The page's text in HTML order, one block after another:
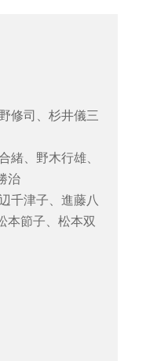
修司、杉井儀三
緒、野木行雄、
治
千津子、進藤八
本節子、松本双